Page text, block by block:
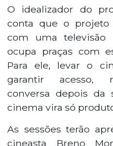
no Cineclube
apresentação do
também mediará
exibições. A iniciativa
Política Nacional
do Estado, através da
Cultura de Mato
O idealizador do
conta que o projeto
com uma
ocupa praças com
Para ele, levar o
garantir acesso,
conversa depois da
cinema vira só
As sessões terão
cineasta Breno